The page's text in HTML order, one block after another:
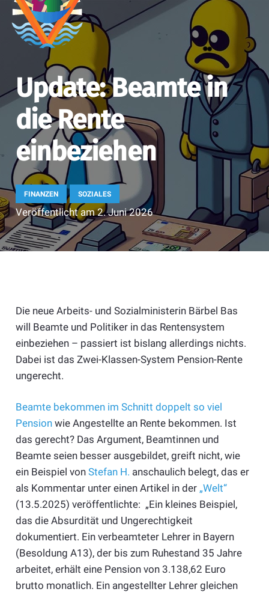
Update: Beamte in
die Rente
einbeziehen
FINANZEN SOZIALES
Veröffentlicht am2. Juni 2026
Die neue Arbeits- und Sozialministerin Bärbel Bas
will Beamte und Politiker in das Rentensystem
einbeziehen – passiert ist bislang allerdings nichts.
Dabei ist das Zwei-Klassen-System Pension-Rente
ungerecht.
Beamte bekommen im Schnitt doppelt so viel
Pensionwie Angestellte an Rente bekommen. Ist
das gerecht? Das Argument, Beamtinnen und
Beamte seien besser ausgebildet, greift nicht, wie
ein Beispiel von Stefan H. anschaulich belegt, das er
als Kommentar unter einen Artikel in der „Welt“
(13.5.2025) veröffentlichte: „Ein kleines Beispiel,
das die Absurdität und Ungerechtigkeit
dokumentiert. Ein verbeamteter Lehrer in Bayern
(Besoldung A13), der bis zum Ruhestand 35 Jahre
arbeitet, erhält eine Pension von 3.138,62 Euro
brutto monatlich. Ein angestellter Lehrer gleichen